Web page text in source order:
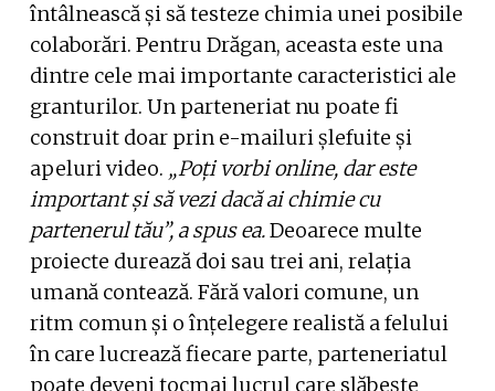
întâlnească și să testeze chimia unei posibile
colaborări. Pentru Drăgan, aceasta este una
dintre cele mai importante caracteristici ale
granturilor. Un parteneriat nu poate fi
construit doar prin e-mailuri șlefuite și
apeluri video. „Poți vorbi online, dar este
important și să vezi dacă ai chimie cu
partenerul tău”, a spus ea.Deoarece multe
proiecte durează doi sau trei ani, relația
umană contează. Fără valori comune, un
ritm comun și o înțelegere realistă a felului
în care lucrează fiecare parte, parteneriatul
poate deveni tocmai lucrul care slăbește